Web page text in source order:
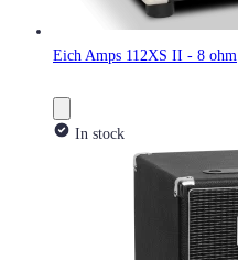
Eich Amps 112XS II - 8 ohm
In stock